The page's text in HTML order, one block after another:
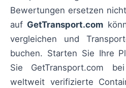
Bewertungen ersetzen
auf GetTransport.com
vergleichen und
buchen. Starten Sie Ihre
Sie GetTransport.com
weltweit verifizierte